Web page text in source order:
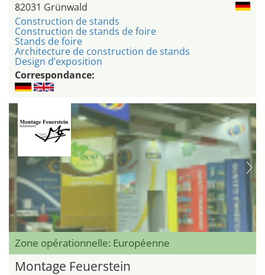
82031 Grünwald
Construction de stands
Construction de stands de foire
Stands de foire
Architecture de construction de stands
Design d’exposition
Correspondance:
Zone opérationnelle: Européenne
Montage Feuerstein